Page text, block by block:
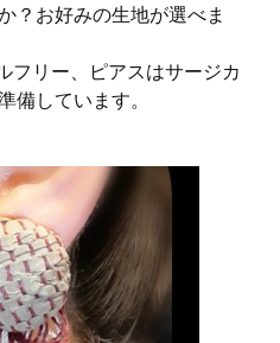
？お好みの生地が選べま
フリー、ピアスはサージカ
備しています。